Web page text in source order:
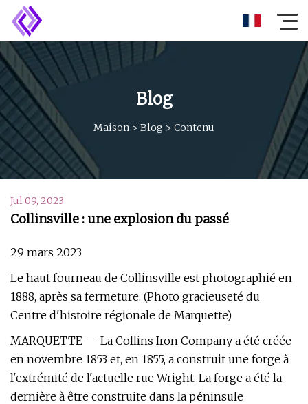
Blog
Maison > Blog > Contenu
Jul 09, 2023
Collinsville : une explosion du passé
29 mars 2023
Le haut fourneau de Collinsville est photographié en
1888, après sa fermeture. (Photo gracieuseté du
Centre d'histoire régionale de Marquette)
MARQUETTE — La Collins Iron Company a été créée
en novembre 1853 et, en 1855, a construit une forge à
l'extrémité de l'actuelle rue Wright. La forge a été la
dernière à être construite dans la péninsule